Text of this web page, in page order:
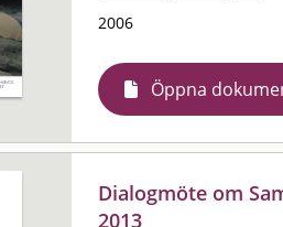
2006
Öppna
Dialogmöte om
2013